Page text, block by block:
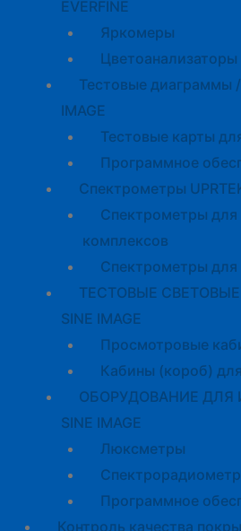
EVERFINE
Яркомеры
Цветоанализаторы
Тестовые диаграммы
IMAGE
Тестовые карты
Программное
Спектрометры
Спектрометры для
комплексов
Спектрометры
ТЕСТОВЫЕ
SINE IMAGE
Просмотровые
Кабины (короб)
ОБОРУДОВАНИЕ ДЛЯ
SINE IMAGE
Люксметры
Программное
Контроль качества